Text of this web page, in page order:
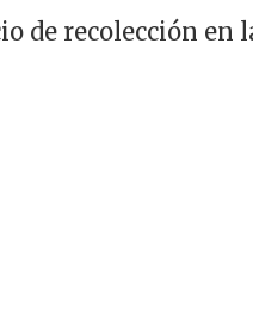
de recolección en